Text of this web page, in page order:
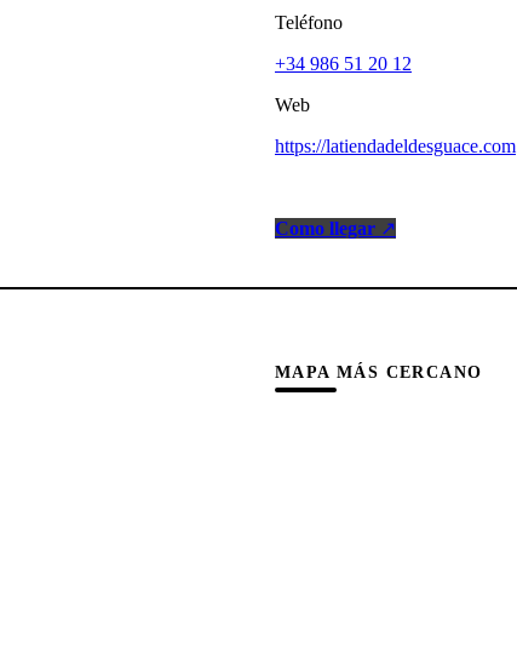
Teléfono
+34 986 51 20 12
Web
https://latiendadeldesguace.com
Como llegar ↗
MAPA MÁS CERCANO